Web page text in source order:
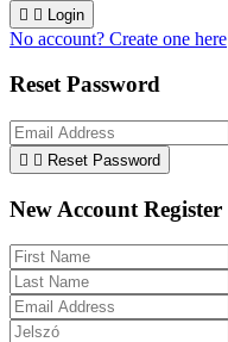
  Login
No account? Create one here
Reset Password
  Reset Password
New Account Register